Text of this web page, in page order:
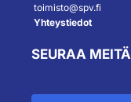
toimisto@spv.fi
Yhteystiedot
SEURAA MEITÄ